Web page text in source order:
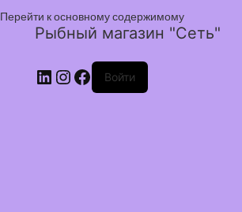
Перейти к основному содержимому
Рыбный магазин "Сеть"
Войти